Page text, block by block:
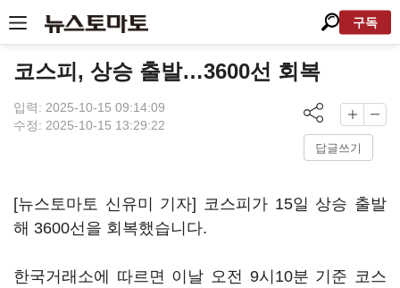
구독
코스피, 상승 출발…3600선 회복
입력: 2025-10-15 09:14:09
수정: 2025-10-15 13:29:22
답글쓰기
[뉴스토마토 신유미 기자] 코스피가 15일 상승 출발
해 3600선을 회복했습니다.
한국거래소에 따르면 이날 오전 9시10분 기준 코스